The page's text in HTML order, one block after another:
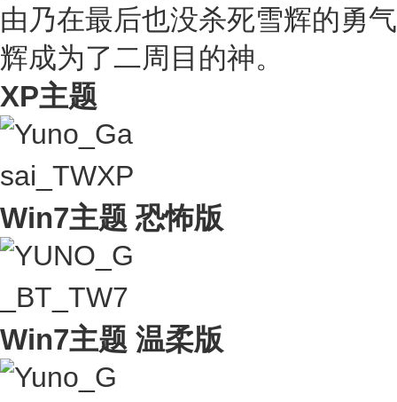
由乃在最后也没杀死雪辉的勇
辉成为了二周目的神。
XP主题
Win7主题 恐怖版
Win7主题 温柔版